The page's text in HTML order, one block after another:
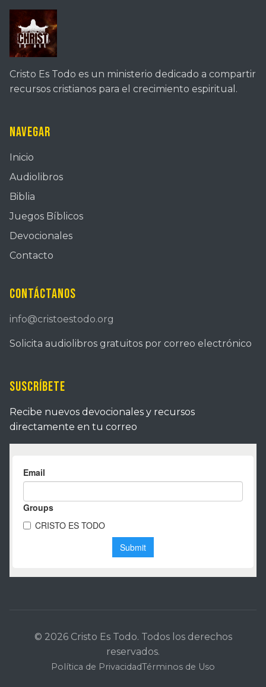
Cristo Es Todo es un ministerio dedicado a compartir
recursos cristianos para el crecimiento espiritual.
Navegar
Inicio
Audiolibros
Biblia
Juegos Bíblicos
Devocionales
Contacto
Contáctanos
info@cristoestodo.org
Solicita audiolibros gratuitos por correo electrónico
Suscríbete
Recibe nuevos devocionales y recursos
directamente en tu correo
© 2026 Cristo Es Todo. Todos los derechos
reservados.
Política de PrivacidadTérminos de Uso